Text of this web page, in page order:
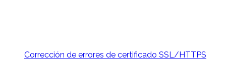
Corrección de errores de certificado SSL/HTTPS